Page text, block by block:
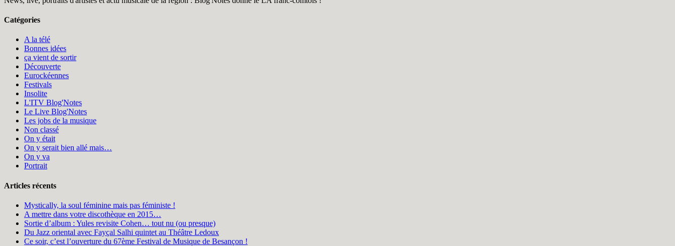
Catégories
A la télé
Bonnes idées
ça vient de sortir
Découverte
Eurockéennes
Festivals
Insolite
L'ITV Blog'Notes
Le Live Blog'Notes
Les jobs de la musique
Non classé
On y était
On y serait bien allé mais…
On y va
Portrait
Articles récents
Mystically, la soul féminine mais pas féministe !
A mettre dans votre discothèque en 2015…
Sortie d’album : Yules revisite Cohen… tout nu (ou presque)
Du Jazz oriental avec Fayçal Salhi quintet au Théâtre Ledoux
Ce soir, c’est l’ouverture du 67ème Festival de Musique de Besançon !